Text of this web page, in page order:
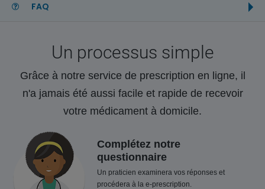
FAQ
Un processus simple
Grâce à notre service de prescription en ligne, il
n'a jamais été aussi facile et rapide de recevoir
votre médicament à domicile.
Complétez notre
questionnaire
Un praticien examinera vos réponses et
procédera à la e-prescription.